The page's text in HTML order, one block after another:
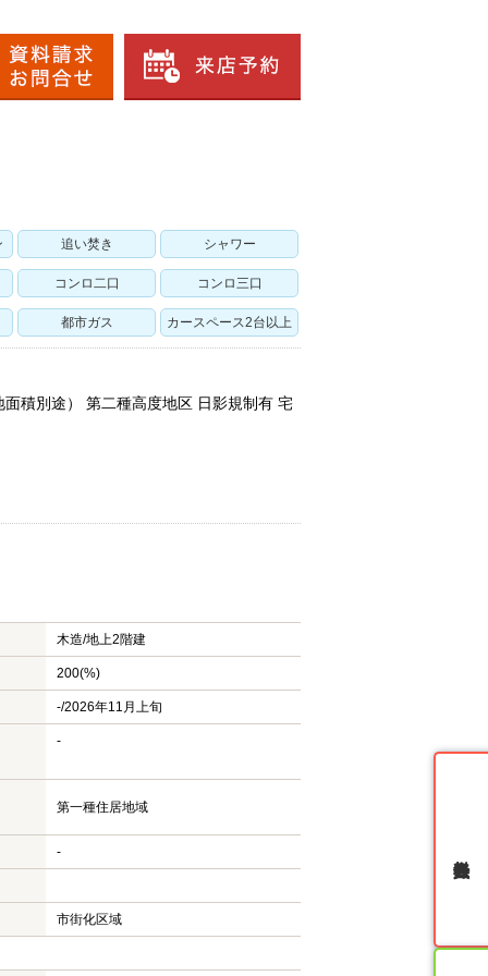
追い焚き シャワー
コンロ二口 コンロ三口
都市ガス カースペース2台以上
積別途） 第二種高度地区 日影規制有 宅
木造/地上2階建
200(%)
-/2026年11月上旬
-
第一種住居地域
-
市街化区域